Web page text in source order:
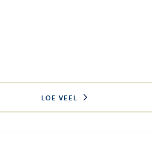
LOE VEEL